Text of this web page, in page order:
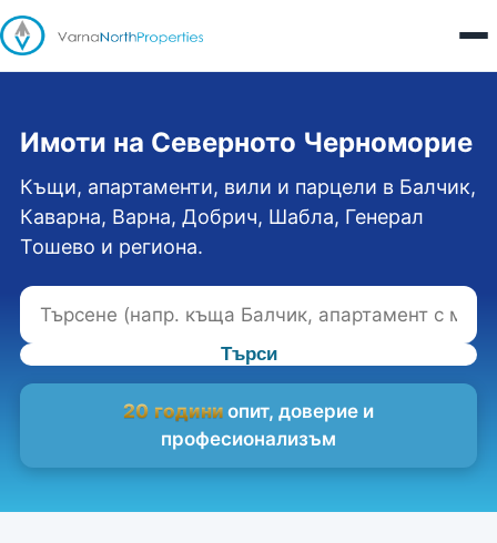
Имоти на Северното Черноморие
Къщи, апартаменти, вили и парцели в Балчик,
Каварна, Варна, Добрич, Шабла, Генерал
Тошево и региона.
Търси
20 години опит, доверие и
професионализъм